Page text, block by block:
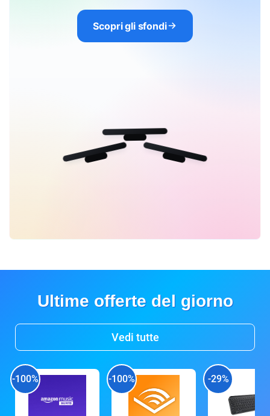
Scopri gli sfondi
Ultime offerte del giorno
Vedi tutte
-100% -100% -29%